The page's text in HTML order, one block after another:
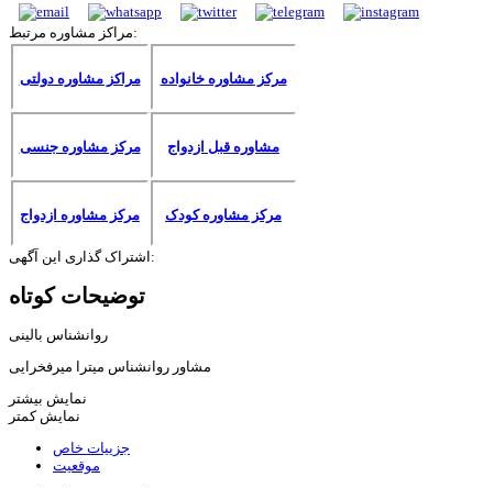
مراکز مشاوره مرتبط:
مراکز مشاوره دولتی مرکز مشاوره خانواده
مرکز مشاوره جنسی مشاوره قبل ازدواج
مرکز مشاوره ازدواج مرکز مشاوره کودک
اشتراک گذاری این آگهی:
توضیحات کوتاه
روانشناس بالینی
مشاور روانشناس میترا میرفخرایی
نمایش بیشتر
نمایش کمتر
جزییات خاص
موقعیت